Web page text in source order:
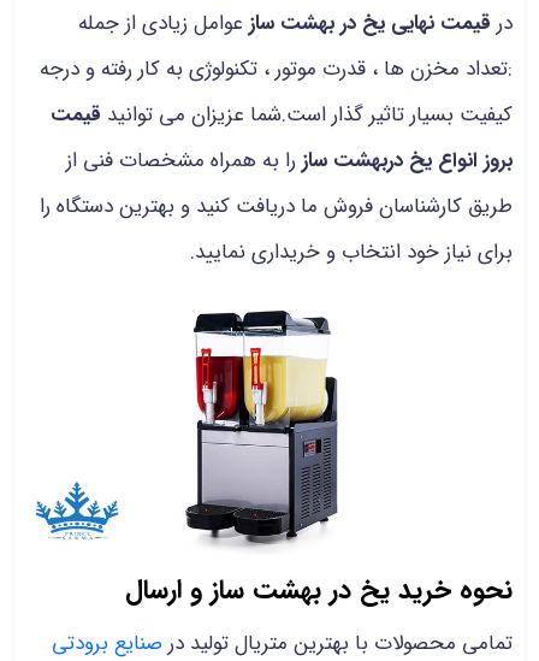
درقیمت نهایی یخ در بهشت سازعوامل زیادی از جمله
:تعداد مخزن ها ، قدرت موتور ، تکنولوژی به کار رفته و درجه
کیفیت بسیار تاثیر گذار است.شما عزیزان می توانید قیمت
بروز انواع یخ دربهشت سازرا به همراه مشخصات فنی از
طریق کارشناسان فروش ما دریافت کنید و بهترین دستگاه را
برای نیاز خود انتخاب و خریداری نمایید.
نحوه خرید یخ در بهشت ساز و ارسال
تمامی محصولات با بهترین متریال تولید در صنایع برودتی